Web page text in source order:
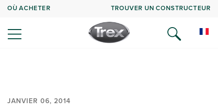
OÙ ACHETER TROUVER UN CONSTRUCTEUR
JANVIER 06, 2014